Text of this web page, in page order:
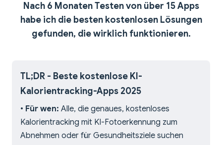
Nach 6 Monaten Testen von über 15 Apps
habe ich die besten kostenlosen Lösungen
gefunden, die wirklich funktionieren.
TL;DR - Beste kostenlose KI-
Kalorientracking-Apps 2025
• Für wen: Alle, die genaues, kostenloses
Kalorientracking mit KI-Fotoerkennung zum
Abnehmen oder für Gesundheitsziele suchen